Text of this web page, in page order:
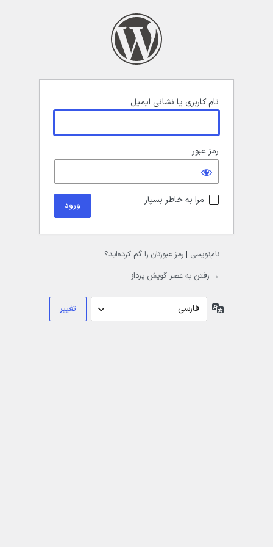
نام کاربری یا نشانی ایمیل
رمز عبور
مرا به خاطر بسپار
نام‌نویسی | رمز عبورتان را گم کرده‌اید؟
→ رفتن به عصر گویش پرداز
زبان